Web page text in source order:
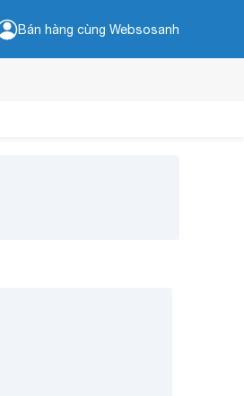
Bán hàng cùng Websosanh